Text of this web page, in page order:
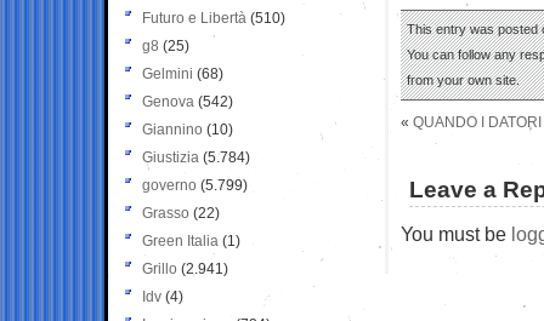
This entry was posted
You can follow any
from your own site.
« QUANDO I
Leave a
You must be
Futuro e Libertà (510)
g8 (25)
Gelmini (68)
Genova (542)
Giannino (10)
Giustizia (5.784)
governo (5.799)
Grasso (22)
Green Italia (1)
Grillo (2.941)
Idv (4)